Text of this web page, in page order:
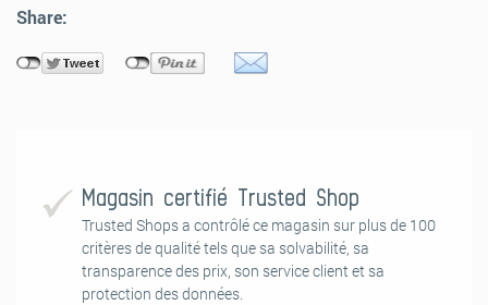
Papiertapeten
Papiertapeten erfordern beim Anbringen ein wenig Geschick. Unsere
Share:
Magasin certifié Trusted Shop
Trusted Shops a contrôlé ce magasin sur plus de 100
critères de qualité tels que sa solvabilité, sa
transparence des prix, son service client et sa
protection des données.